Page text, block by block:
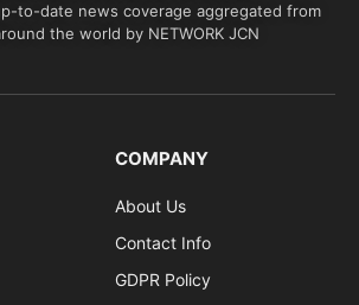
to-date news coverage aggregated from
the world by NETWORK JCN
COMPANY
About Us
Contact Info
GDPR Policy